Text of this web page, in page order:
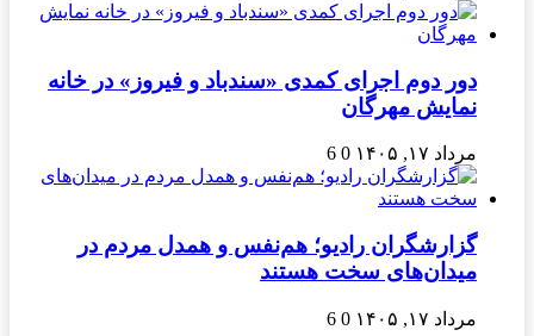
دور دوم اجرای کمدی «سندباد و فیروز» در خانه
نمایش مهرگان
مرداد ۱۷, ۱۴۰۵ 0
6
گزارشگران رادیو؛ هم‌نفس و همدل مردم در
میدان‌های سخت هستند
مرداد ۱۷, ۱۴۰۵ 0
6